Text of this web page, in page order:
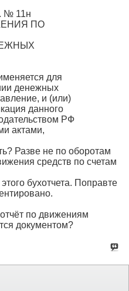
№ 11н
ПО
для
денежных
и (или)
данного
РФ
актами,
Разве не по оборотам
средств по счетам
бухотчета. Поправте
по движениям
документом?